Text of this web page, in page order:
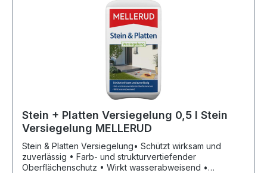
Stein + Platten Versiegelung 0,5 l Stein
Versiegelung MELLERUD
Stein & Platten Versiegelung• Schützt wirksam und
zuverlässig • Farb- und strukturvertiefender
Oberflächenschutz • Wirkt wasserabweisend •